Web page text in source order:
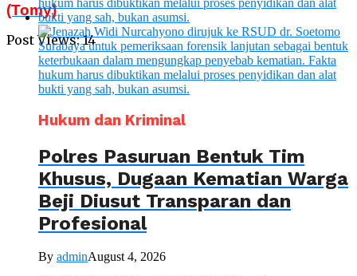
(Tomy)
Post Views: 14
Hukum dan Kriminal
Polres Pasuruan Bentuk Tim
Khusus, Dugaan Kematian Warga
Beji Diusut Transparan dan
Profesional
By adminAugust 4, 2026